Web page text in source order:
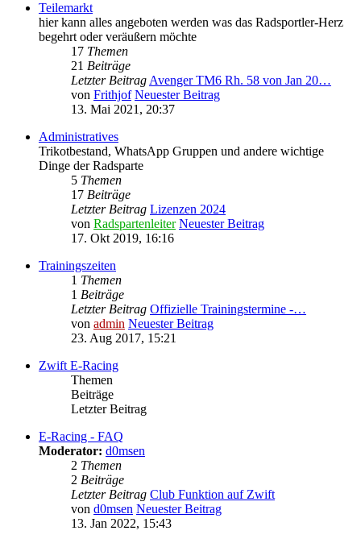
Teilemarkt
hier kann alles angeboten werden was das Radsportler-Herz
begehrt oder veräußern möchte
17 Themen
21 Beiträge
Letzter BeitragAvenger TM6 Rh. 58 von Jan 20…
von Frithjof Neuester Beitrag
13. Mai 2021, 20:37
Administratives
Trikotbestand, WhatsApp Gruppen und andere wichtige
Dinge der Radsparte
5 Themen
17 Beiträge
Letzter Beitrag Lizenzen 2024
von Radspartenleiter Neuester Beitrag
17. Okt 2019, 16:16
Trainingszeiten
1 Themen
1 Beiträge
Letzter Beitrag Offizielle Trainingstermine -…
von admin Neuester Beitrag
23. Aug 2017, 15:21
Zwift E-Racing
Themen
Beiträge
Letzter Beitrag
E-Racing - FAQ
Moderator: d0msen
2 Themen
2 Beiträge
Letzter Beitrag Club Funktion auf Zwift
von d0msen Neuester Beitrag
13. Jan 2022, 15:43